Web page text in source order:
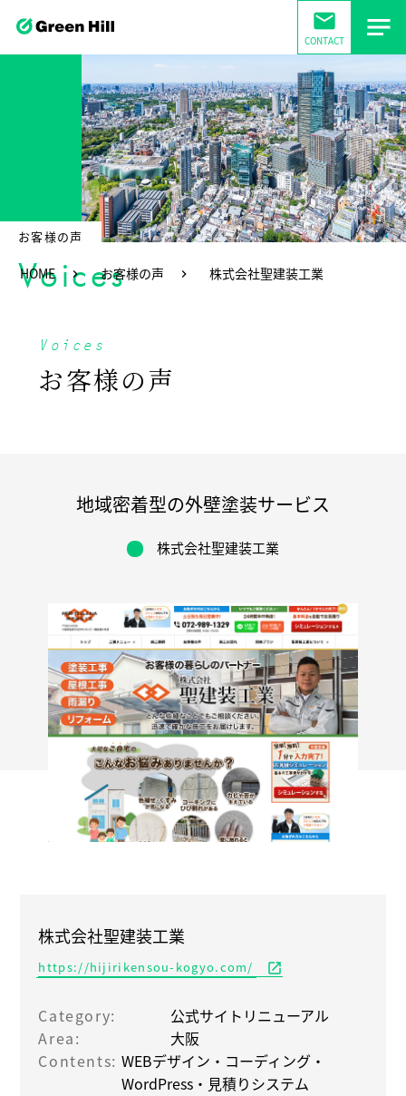
mail
CONTACT
お客様の声
Voices
HOME お客様の声 株式会社聖建装工業
Voices
お客様の声
地域密着型の外壁塗装サービス
株式会社聖建装工業
株式会社聖建装工業
https://hijirikensou-kogyo.com/ open_in_new
Category:
公式サイトリニューアル
Area:
大阪
Contents: WEBデザイン・コーディング・
WordPress・見積りシステム